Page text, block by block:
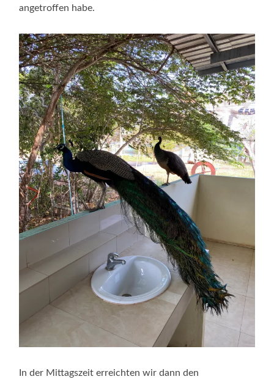
angetroffen habe.
In der Mittagszeit erreichten wir dann den